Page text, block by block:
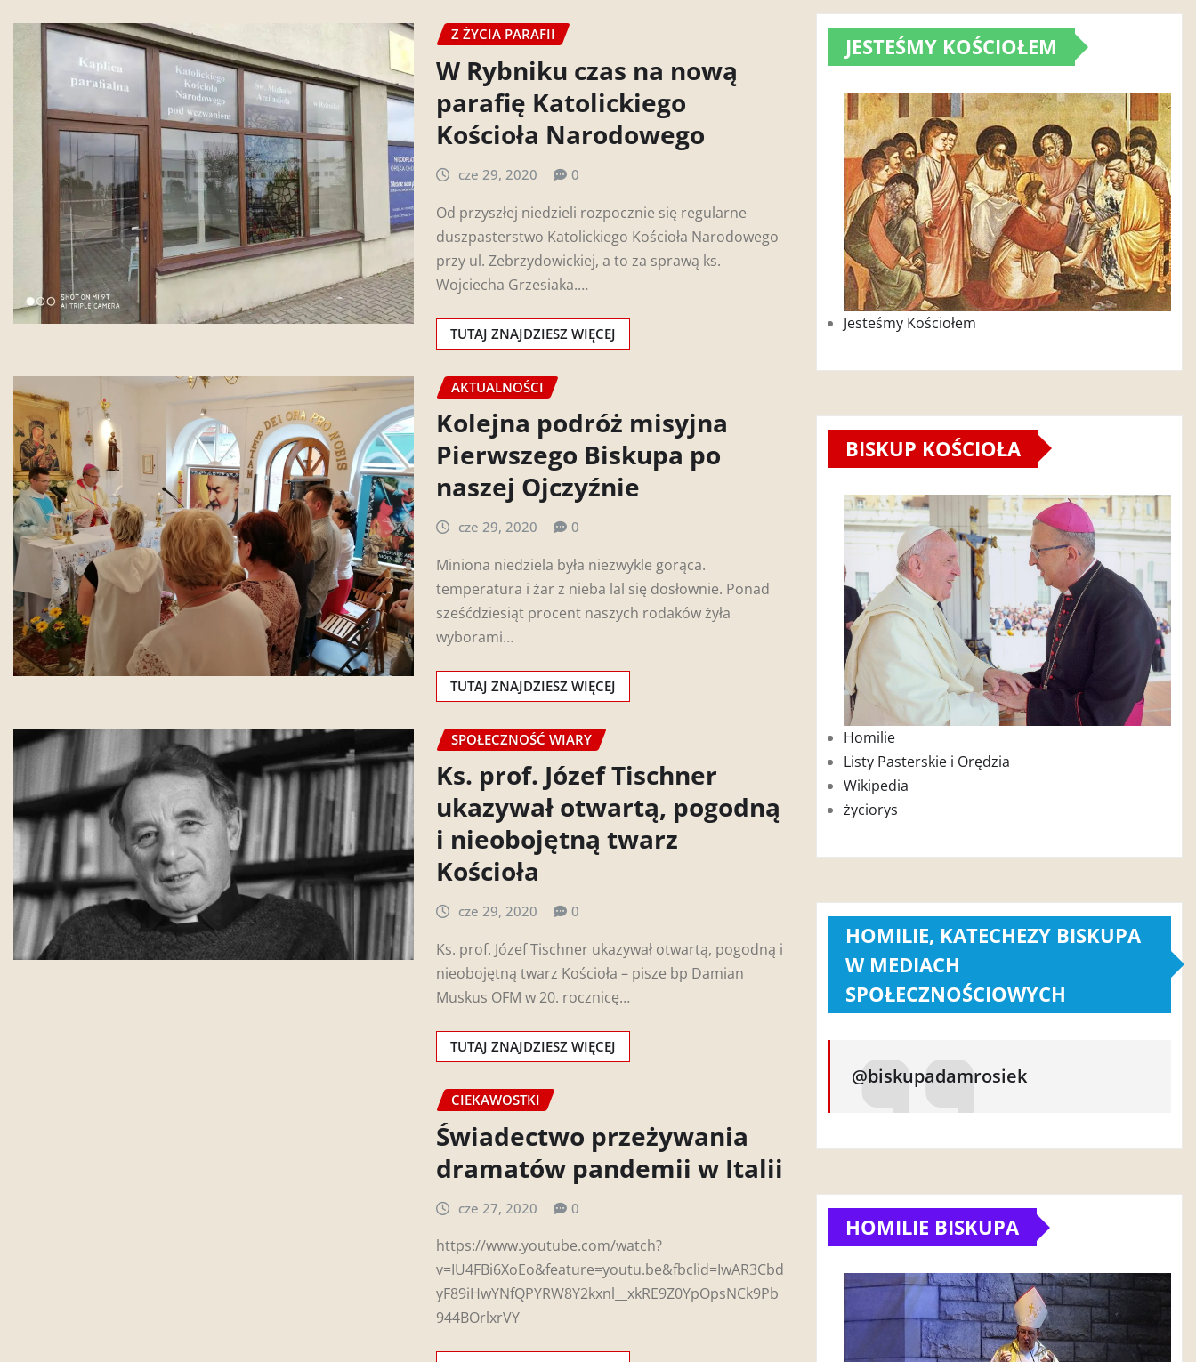
Z ŻYCIA PARAFII
W Rybniku czas na nową
parafię Katolickiego
Kościoła Narodowego
cze 29, 2020 0
Od przyszłej niedzieli rozpocznie się regularne
duszpasterstwo Katolickiego Kościoła Narodowego
przy ul. Zebrzydowickiej, a to za sprawą ks.
Wojciecha Grzesiaka.…
TUTAJ ZNAJDZIESZ WIĘCEJ
AKTUALNOŚCI
Kolejna podróż misyjna
Pierwszego Biskupa po
naszej Ojczyźnie
cze 29, 2020 0
Miniona niedziela była niezwykle gorąca.
temperatura i żar z nieba lal się dosłownie. Ponad
sześćdziesiąt procent naszych rodaków żyła
wyborami…
TUTAJ ZNAJDZIESZ WIĘCEJ
SPOŁECZNOŚĆ WIARY
Ks. prof. Józef Tischner
ukazywał otwartą, pogodną
i nieobojętną twarz
Kościoła
cze 29, 2020 0
Ks. prof. Józef Tischner ukazywał otwartą, pogodną i
nieobojętną twarz Kościoła – pisze bp Damian
Muskus OFM w 20. rocznicę…
TUTAJ ZNAJDZIESZ WIĘCEJ
CIEKAWOSTKI
Świadectwo przeżywania
dramatów pandemii w Italii
cze 27, 2020 0
https://www.youtube.com/watch?
v=IU4FBi6XoEo&feature=youtu.be&fbclid=IwAR3Cbd
yF89iHwYNfQPYRW8Y2kxnl__xkRE9Z0YpOpsNCk9Pb
944BOrlxrVY
JESTEŚMY KOŚCIOŁEM
Jesteśmy Kościołem
BISKUP KOŚCIOŁA
Homilie
Listy Pasterskie i Orędzia
Wikipedia
życiorys
HOMILIE, KATECHEZY BISKUPA
W MEDIACH
SPOŁECZNOŚCIOWYCH
@biskupadamrosiek
HOMILIE BISKUPA